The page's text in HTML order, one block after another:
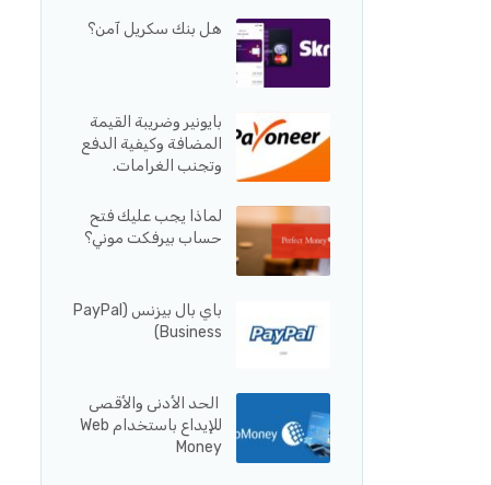
هل بنك سكريل آمن؟
بايونير وضريبة القيمة
المضافة وكيفية الدفع
وتجنب الغرامات.
لماذا يجب عليك فتح
حساب بيرفكت موني؟
باي بال بيزنس (PayPal
Business)
الحد الأدنى والأقصى
للإيداع باستخدام Web
Money